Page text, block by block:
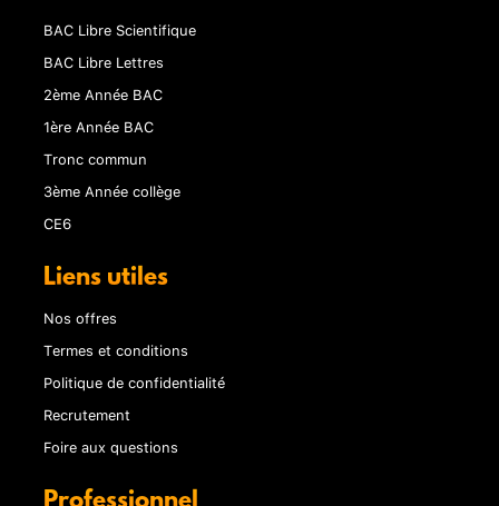
BAC Libre Scientifique
BAC Libre Lettres
2ème Année BAC
1ère Année BAC
Tronc commun
3ème Année collège
CE6
Liens utiles
Nos offres
Termes et conditions
Politique de confidentialité
Recrutement
Foire aux questions